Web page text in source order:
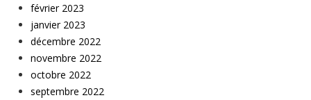
février 2023
janvier 2023
décembre 2022
novembre 2022
octobre 2022
septembre 2022